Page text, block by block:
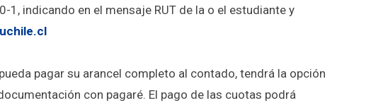
1, indicando en el mensaje RUT de la o el estudiante y
pagar su arancel completo al contado, tendrá la opción
con pagaré. El pago de las cuotas podrá